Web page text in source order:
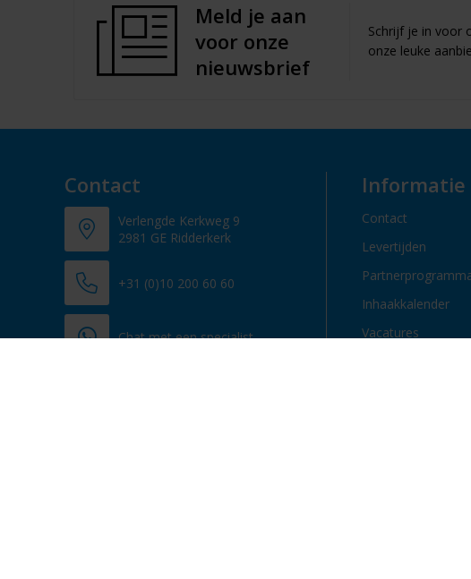
Meld je aan
voor onze
nieuwsbrief
Schrijf je in voor
onze leuke
Contact
Verlengde Kerkweg 9
2981 GE Ridderkerk
+31 (0)10 200 60 60
Chat met een specialist
Informatie
Contact
Levertijden
Inhaakkalender
Vacatures